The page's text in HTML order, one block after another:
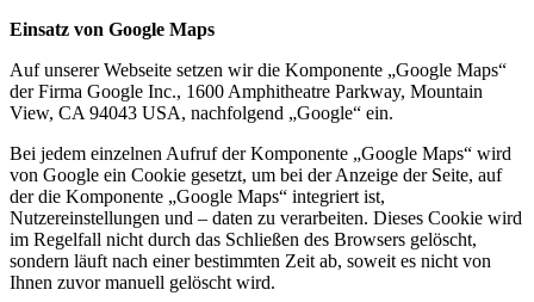
Einsatz von Google Maps
Auf unserer Webseite setzen wir die Komponente „Google Maps“
der Firma Google Inc., 1600 Amphitheatre Parkway, Mountain
View, CA 94043 USA, nachfolgend „Google“ ein.
Bei jedem einzelnen Aufruf der Komponente „Google Maps“ wird
von Google ein Cookie gesetzt, um bei der Anzeige der Seite, auf
der die Komponente „Google Maps“ integriert ist,
Nutzereinstellungen und – daten zu verarbeiten. Dieses Cookie wird
im Regelfall nicht durch das Schließen des Browsers gelöscht,
sondern läuft nach einer bestimmten Zeit ab, soweit es nicht von
Ihnen zuvor manuell gelöscht wird.